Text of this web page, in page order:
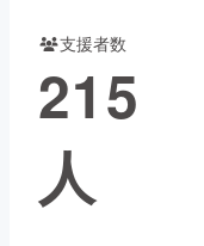
支援者数
215
人